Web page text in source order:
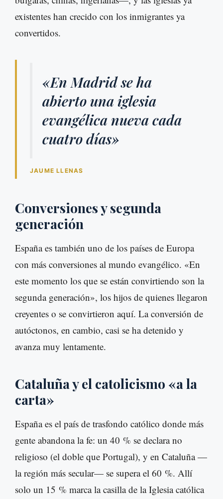
existentes han crecido con los inmigrantes ya
convertidos.
«En Madrid se ha
abierto una iglesia
evangélica nueva cada
cuatro días»
JAUME LLENAS
Conversiones y segunda
generación
España es también uno de los países de Europa
con más conversiones al mundo evangélico. «En
este momento los que se están convirtiendo son la
segunda generación», los hijos de quienes llegaron
creyentes o se convirtieron aquí. La conversión de
autóctonos, en cambio, casi se ha detenido y
avanza muy lentamente.
Cataluña y el catolicismo «a la
carta»
España es el país de trasfondo católico donde más
gente abandona la fe: un 40 % se declara no
religioso (el doble que Portugal), y en Cataluña —
la región más secular— se supera el 60 %. Allí
solo un 15 % marca la casilla de la Iglesia católica